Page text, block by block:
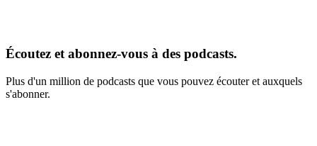
Écoutez et abonnez-vous à des podcasts.
Plus d'un million de podcasts que vous pouvez écouter et auxquels
s'abonner.